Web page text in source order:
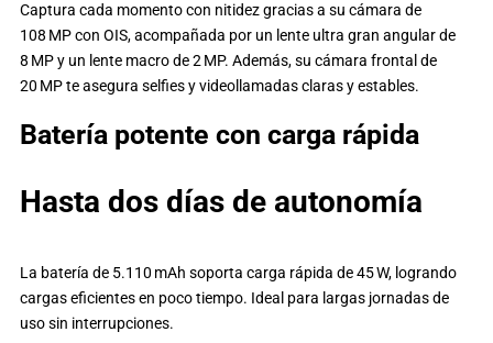
Captura cada momento con nitidez gracias a su cámara de
108 MP con OIS, acompañada por un lente ultra gran angular de
8 MP y un lente macro de 2 MP. Además, su cámara frontal de
20 MP te asegura selfies y videollamadas claras y estables.
Batería potente con carga rápida
Hasta dos días de autonomía
La batería de 5.110 mAh soporta carga rápida de 45 W, logrando
cargas eficientes en poco tiempo. Ideal para largas jornadas de
uso sin interrupciones.